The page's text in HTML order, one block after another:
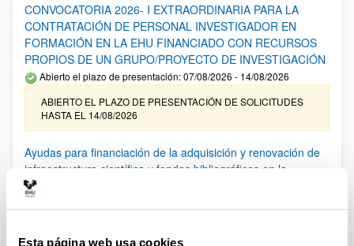
Esta página web usa cookies
CONVOCATORIA 2026- I EXTRAORDINARIA PARA LA
CONTRATACIÓN DE PERSONAL INVESTIGADOR EN
FORMACIÓN EN LA EHU FINANCIADO CON RECURSOS
PROPIOS DE UN GRUPO/PROYECTO DE INVESTIGACIÓN
Abierto el plazo de presentación: 07/08/2026 - 14/08/2026
ABIERTO EL PLAZO DE PRESENTACIÓN DE SOLICITUDES
HASTA EL 14/08/2026
Ayudas para financiación de la adquisición y renovación de
infraestructura científica y fondos bibliográficos en la
UPV/EHU 2026
solicitudes admitidas y excluidas. 23/03/2026: Relación